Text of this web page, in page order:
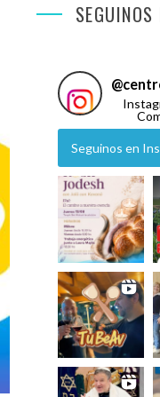
SEGUINOS
@
Seguinos en